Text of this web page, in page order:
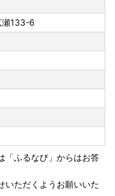
瀬133-6
「ふるなび」からはお答
いただくようお願いいた